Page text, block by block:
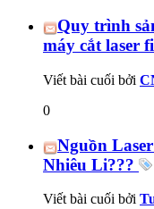
Quy trình
máy cắt laser
Viết bài cuối bởi
0
Nguồn
Nhiêu Li???
Viết bài cuối bởi